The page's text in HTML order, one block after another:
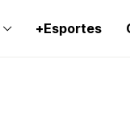
+Esportes